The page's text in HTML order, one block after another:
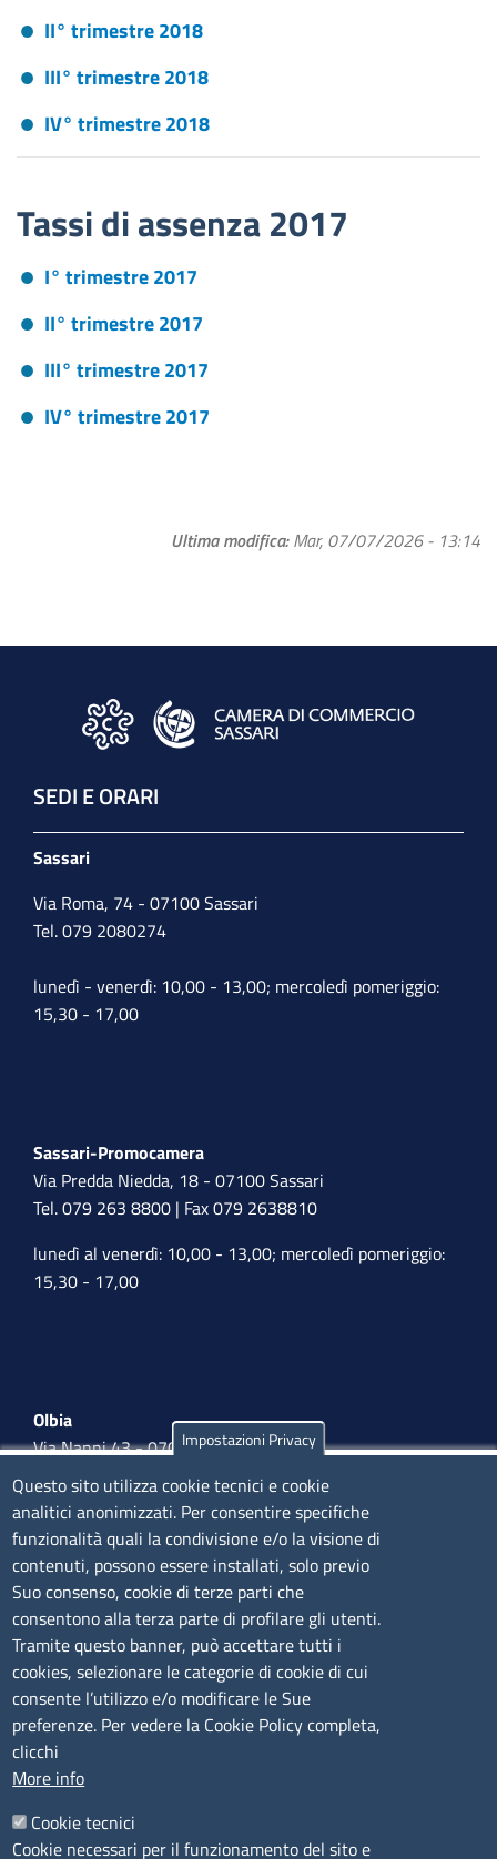
II° trimestre 2018
III° trimestre 2018
IV° trimestre 2018
Tassi di assenza 2017
I° trimestre 2017
II° trimestre 2017
III° trimestre 2017
IV° trimestre 2017
Ultima modifica Mar, 07/07/2026 - 13:14
SEDI E ORARI
Sassari
Via Roma, 74 - 07100 Sassari
Tel. 079 2080274
lunedì - venerdì: 10,00 - 13,00; mercoledì pomeriggio:
15,30 - 17,00
Sassari-Promocamera
Via Predda Niedda, 18 - 07100 Sassari
Tel. 079 263 8800 | Fax 079 2638810
lunedì al venerdì: 10,00 - 13,00; mercoledì pomeriggio:
15,30 - 17,00
Olbia
Via Nanni 43 - 07026 Olbia
Tel. 0789 66122 | 0789 69580
mail: ufficio.olbia@ss.camcom.it
lunedì al venerdì: 9,00 - 12,00; lunedì pomeriggio: 16,00
- 17,00
CONTATTI
Camera di Commercio, Industria, Artigianato e
Agricoltura di Sassari
PEC
P.IVA01047570906
Codice Fiscale
Codice Univoco per le fatture elettroniche: UFPXFS
Impostazioni Privacy
Questo sito utilizza cookie tecnici e cookie
analitici anonimizzati. Per consentire specifiche
funzionalità quali la condivisione e/o la visione di
contenuti, possono essere installati, solo previo
Suo consenso, cookie di terze parti che
consentono alla terza parte di profilare gli utenti.
Tramite questo banner, può accettare tutti i
cookies, selezionare le categorie di cookie di cui
consente l’utilizzo e/o modificare le Sue
preferenze. Per vedere la Cookie Policy completa,
clicchi
More info
Cookie tecnici
Cookie necessari per il funzionamento del sito e